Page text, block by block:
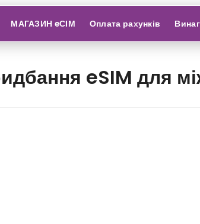
МАГАЗИН eСІМ Оплата рахунків
eSIM для